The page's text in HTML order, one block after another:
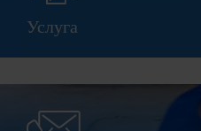
Услуга